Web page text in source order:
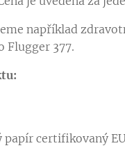
například
Flugger 377.
certifikovaný